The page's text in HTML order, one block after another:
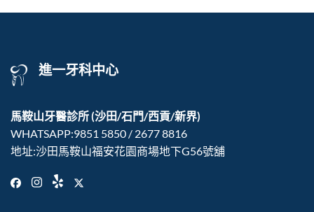
進一牙科中心
馬鞍山牙醫診所(沙田/石門/西貢/新界)
WHATSAPP:9851 5850 / 2677‍ 8816
地址:沙田馬鞍山福安花園商場地下G56號舖